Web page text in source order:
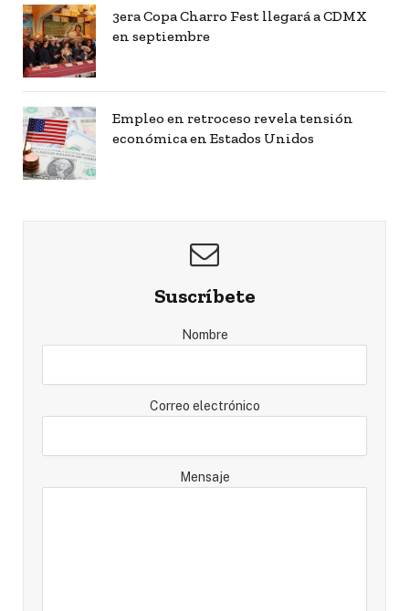
3era Copa Charro Fest llegará a CDMX
en septiembre
Empleo en retroceso revela tensión
económica en Estados Unidos
Suscríbete
Nombre
Correo electrónico
Mensaje